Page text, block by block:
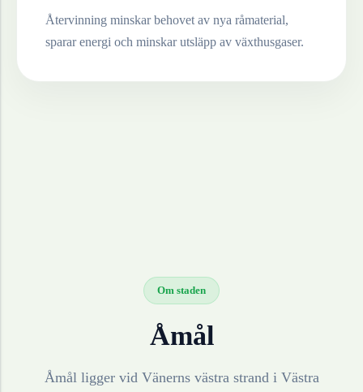
Återvinning minskar behovet av nya råmaterial,
sparar energi och minskar utsläpp av växthusgaser.
Om staden
Åmål
Åmål ligger vid Vänerns västra strand i Västra